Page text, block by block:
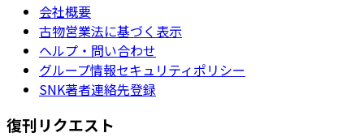
会社概要
古物営業法に基づく表示
ヘルプ・問い合わせ
グループ情報セキュリティポリシー
SNK著者連絡先登録
復刊リクエスト